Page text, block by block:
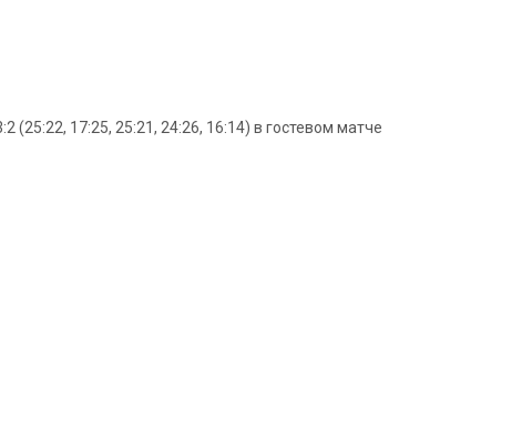
(25:22, 17:25, 25:21, 24:26, 16:14) в гостевом матче